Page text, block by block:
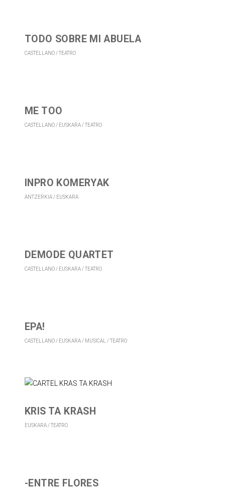
TODO SOBRE MI ABUELA
CASTELLANO TEATRO
ME TOO
CASTELLANO EUSKARA TEATRO
INPRO KOMERYAK
ANTZERKIA EUSKARA
DEMODE QUARTET
CASTELLANO EUSKARA TEATRO
EPA!
CASTELLANO EUSKARA MUSICAL TEATRO
KRIS TA KRASH
EUSKARA TEATRO
-ENTRE FLORES